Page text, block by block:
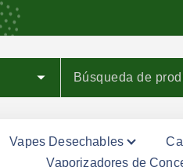
Vapes Desechables
Vaporizadores de